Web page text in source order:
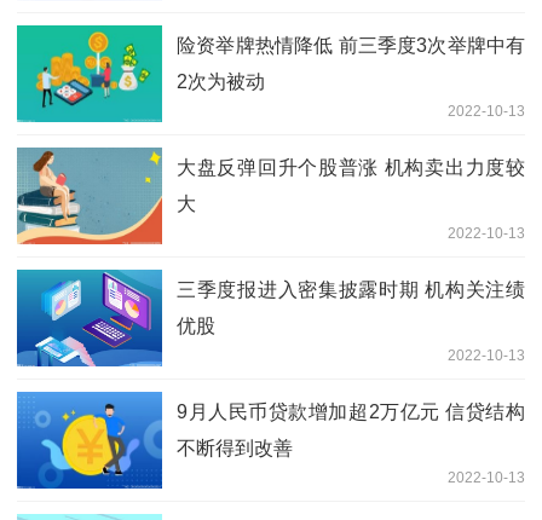
险资举牌热情降低 前三季度3次举牌中有
2次为被动
2022-10-13
大盘反弹回升个股普涨 机构卖出力度较
大
2022-10-13
三季度报进入密集披露时期 机构关注绩
优股
2022-10-13
9月人民币贷款增加超2万亿元 信贷结构
不断得到改善
2022-10-13